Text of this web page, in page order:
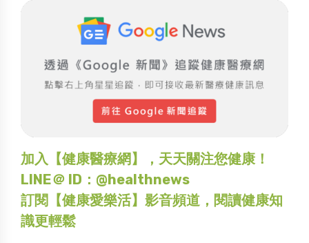
加入【健康醫療網】，天天關注您健康！
LINE＠ ID：@healthnews
訂閱【健康愛樂活】影音頻道，閱讀健康知
識更輕鬆